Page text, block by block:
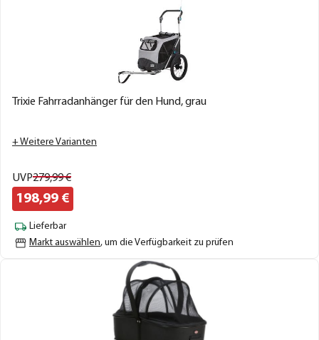
Trixie Fahrradanhänger für den Hund, grau
+ Weitere Varianten
UVP279,99€
198,99 €
Lieferbar
Markt auswählen, um die Verfügbarkeit zu prüfen